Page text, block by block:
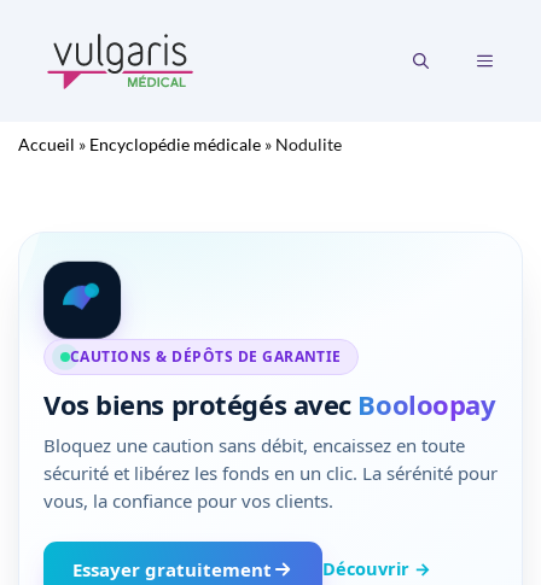
contenu
MENU
Accueil » Encyclopédie médicale » Nodulite
CAUTIONS & DÉPÔTS DE GARANTIE
Vos biens protégés avec Booloopay
Bloquez une caution sans débit, encaissez en toute
sécurité et libérez les fonds en un clic. La sérénité pour
vous, la confiance pour vos clients.
Essayer gratuitement Découvrir →